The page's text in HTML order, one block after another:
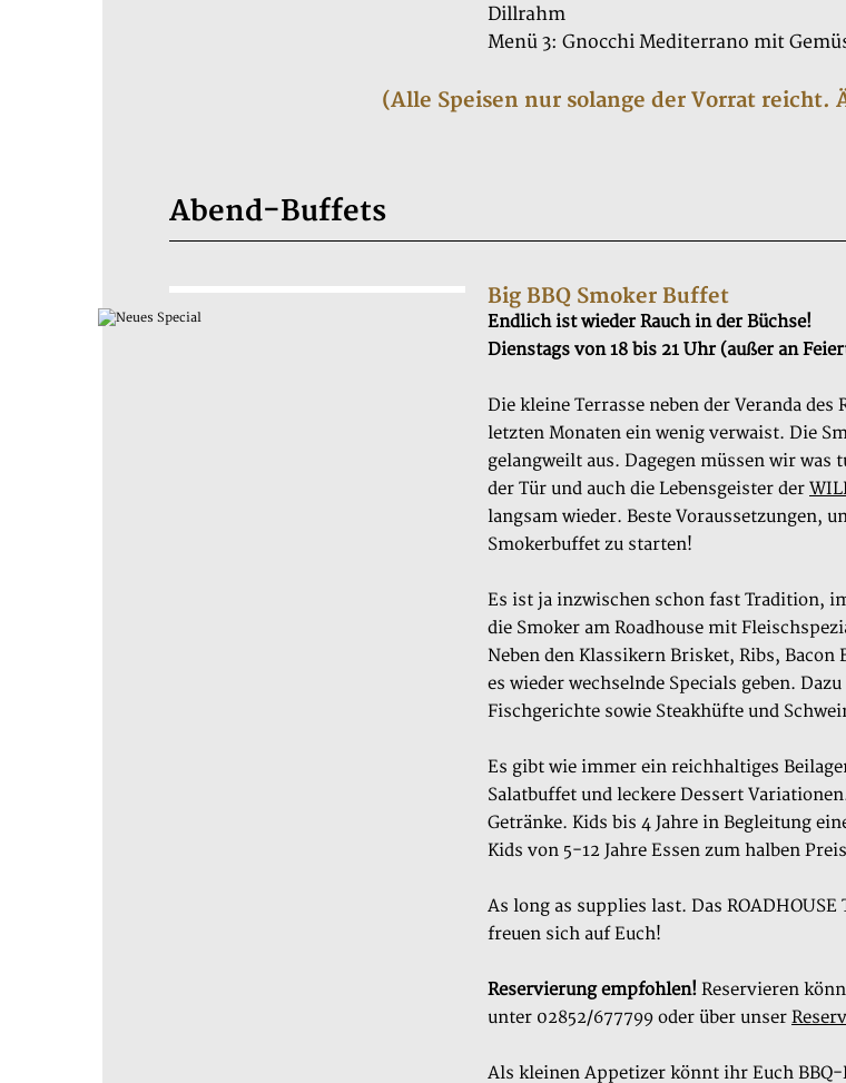
Dillrahm
Menü 3: Gnocchi Mediterrano mit
(Alle Speisen nur solange der Vorrat reicht.
Abend-Buffets
Big BBQ Smoker Buffet
Endlich ist wieder Rauch in der Büchse!
Dienstags von 18 bis 21 Uhr (außer an
Die kleine Terrasse neben der Veranda des
letzten Monaten ein wenig verwaist. Die
gelangweilt aus. Dagegen müssen wir was
der Tür und auch die Lebensgeister der
langsam wieder. Beste Voraussetzungen,
Smokerbuffet zu starten!
Es ist ja inzwischen schon fast Tradition,
die Smoker am Roadhouse mit
Neben den Klassikern Brisket, Ribs, Bacon
es wieder wechselnde Specials geben.
Fischgerichte sowie Steakhüfte und
Es gibt wie immer ein reichhaltiges
Salatbuffet und leckere Dessert
Getränke. Kids bis 4 Jahre in Begleitung
Kids von 5-12 Jahre Essen zum halben
As long as supplies last. Das
freuen sich auf Euch!
Reservierung empfohlen! Reservieren
unter 02852/677799 oder über unser
Als kleinen Appetizer könnt ihr Euch
Mit
Laden
des
akzeptieren